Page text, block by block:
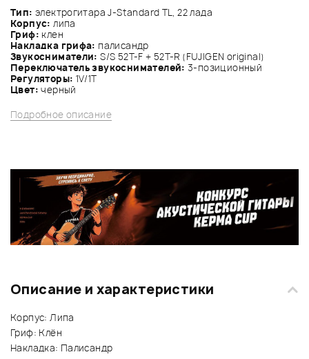
Тип: электрогитара J-Standard TL, 22 лада
Корпус: липа
Гриф: клен
Накладка грифа: палисандр
Звукосниматели: S/S 52T-F + 52T-R (FUJIGEN original)
Переключатель звукоснимателей: 3-позиционный
Регуляторы: 1V/1Т
Цвет: черный
Подробное описание
Описание и характеристики
Корпус: Липа
Гриф: Клён
Накладка: Палисандр